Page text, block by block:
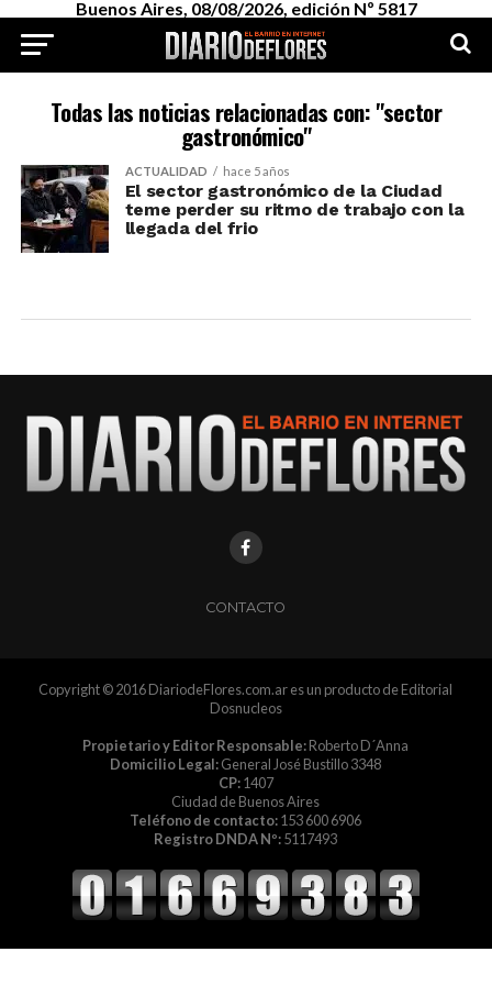
Buenos Aires, 08/08/2026, edición Nº 5817
Todas las noticias relacionadas con: "sector
gastronómico"
ACTUALIDAD hace 5 años
El sector gastronómico de la Ciudad
teme perder su ritmo de trabajo con la
llegada del frio
CONTACTO
Copyright © 2016 DiariodeFlores.com.ar es un producto de Editorial
Dosnucleos
Propietario y Editor Responsable:Roberto D´Anna
Domicilio Legal:General José Bustillo 3348
CP:1407
Ciudad de Buenos Aires
Teléfono de contacto:153 600 6906
Registro DNDA Nº:5117493